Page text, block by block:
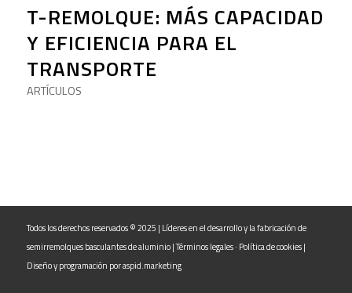
T-REMOLQUE: MÁS CAPACIDAD
Y EFICIENCIA PARA EL
TRANSPORTE
ARTÍCULOS
Todos los derechos reservados © 2025 | Líderes en el desarrollo y la fabricación de
semirremolques basculantes de aluminio |Términos legales· Política de cookies|
Diseño y programación poraspid.marketing